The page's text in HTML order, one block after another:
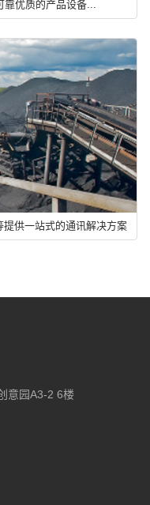
靠优质的产品设备...
供一站式的通讯解决方案
意园A3-2 6楼